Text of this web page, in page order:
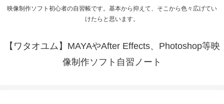
映像制作ソフト初心者の自習帳です。基本から抑えて、そこから色々広げてい
けたらと思います。
【ワタオユム】MAYAやAfter Effects、Photoshop等映
像制作ソフト自習ノート